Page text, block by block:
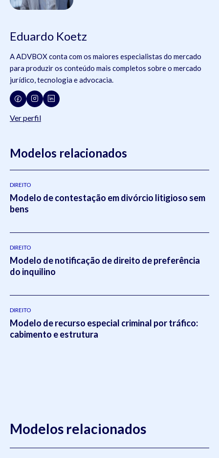
Eduardo Koetz
A ADVBOX conta com os maiores especialistas do mercado
para produzir os conteúdo mais completos sobre o mercado
jurídico, tecnologia e advocacia.
Ver perfil
Modelos relacionados
DIREITO
Modelo de contestação em divórcio litigioso sem
bens
DIREITO
Modelo de notificação de direito de preferência
do inquilino
DIREITO
Modelo de recurso especial criminal por tráfico:
cabimento e estrutura
Modelos relacionados